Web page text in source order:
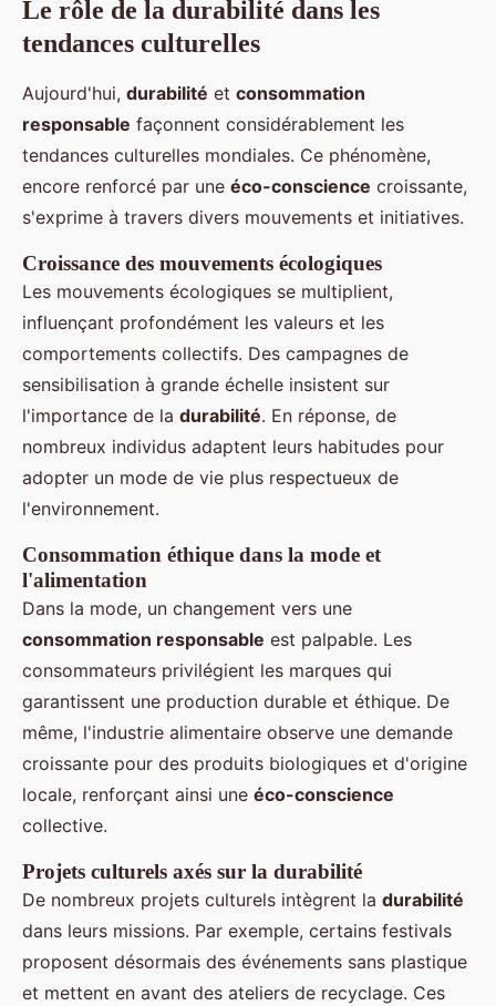
Le rôle de la durabilité dans les
tendances culturelles
Aujourd'hui, durabilité et consommation
responsable façonnent considérablement les
tendances culturelles mondiales. Ce phénomène,
encore renforcé par une éco-conscience croissante,
s'exprime à travers divers mouvements et initiatives.
Croissance des mouvements écologiques
Les mouvements écologiques se multiplient,
influençant profondément les valeurs et les
comportements collectifs. Des campagnes de
sensibilisation à grande échelle insistent sur
l'importance de la durabilité. En réponse, de
nombreux individus adaptent leurs habitudes pour
adopter un mode de vie plus respectueux de
l'environnement.
Consommation éthique dans la mode et
l'alimentation
Dans la mode, un changement vers une
consommation responsable est palpable. Les
consommateurs privilégient les marques qui
garantissent une production durable et éthique. De
même, l'industrie alimentaire observe une demande
croissante pour des produits biologiques et d'origine
locale, renforçant ainsi une éco-conscience
collective.
Projets culturels axés sur la durabilité
De nombreux projets culturels intègrent la durabilité
dans leurs missions. Par exemple, certains festivals
proposent désormais des événements sans plastique
et mettent en avant des ateliers de recyclage. Ces